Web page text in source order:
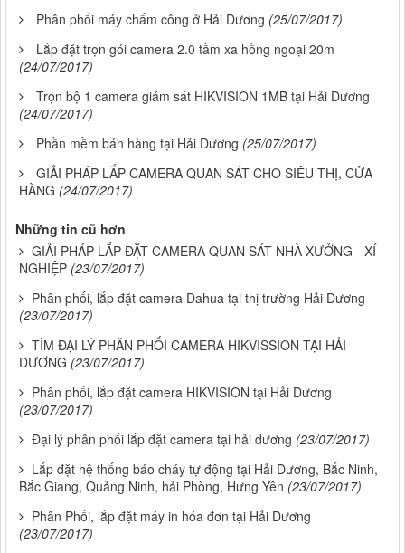
Phân phối máy chấm công ở Hải Dương (25/07/2017)
Lắp đặt trọn gói camera 2.0 tầm xa hồng ngoại 20m
(24/07/2017)
Trọn bộ 1 camera giám sát HIKVISION 1MB tại Hải Dương
(24/07/2017)
Phần mềm bán hàng tại Hải Dương (25/07/2017)
GIẢI PHÁP LẮP CAMERA QUAN SÁT CHO SIÊU THỊ, CỬA
HÀNG (24/07/2017)
Những tin cũ hơn
GIẢI PHÁP LẮP ĐẶT CAMERA QUAN SÁT NHÀ XƯỞNG - XÍ
NGHIỆP (23/07/2017)
Phân phối, lắp đặt camera Dahua tại thị trường Hải Dương
(23/07/2017)
TÌM ĐẠI LÝ PHÂN PHỐI CAMERA HIKVISSION TẠI HẢI
DƯƠNG (23/07/2017)
Phân phối, lắp đặt camera HIKVISION tại Hải Dương
(23/07/2017)
Đại lý phân phối lắp đặt camera tại hải dương (23/07/2017)
Lắp đặt hệ thống báo cháy tự động tại Hải Dương, Bắc Ninh,
Bắc Giang, Quảng Ninh, hải Phòng, Hưng Yên (23/07/2017)
Phân Phối, lắp đặt máy in hóa đơn tại Hải Dương
(23/07/2017)